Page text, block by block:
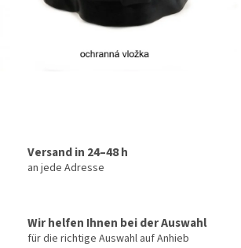
Versand in 24–48 h
an jede Adresse
Wir helfen Ihnen bei der Auswahl
für die richtige Auswahl auf Anhieb